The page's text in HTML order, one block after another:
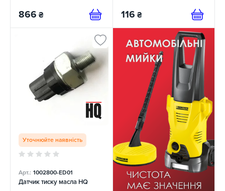
866 ₴ 116 ₴
Уточнюйте наявність
Арт.: 1002800-ED01
Датчик тиску масла HQ